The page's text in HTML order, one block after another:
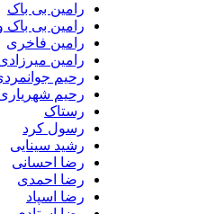
رامین بی باک
رامین بی باک و کاروئل
رامین فاخری
رامین میرزادی
رحیم جوانمردی
رحیم شهریاری
رستاک
رسول کرد
رشید سینایی
رضا احسانی
رضا احمدی
رضا اسپاد